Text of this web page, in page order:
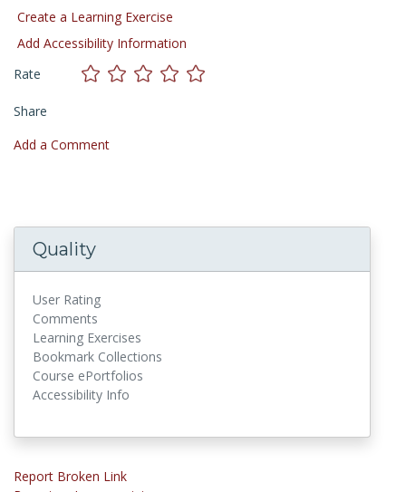
Create a Learning Exercise
Add Accessibility Information
Rate
Share
Add a Comment
Quality
User Rating
Comments
Learning Exercises
Bookmark Collections
Course ePortfolios
Accessibility Info
Report Broken Link